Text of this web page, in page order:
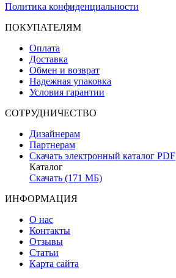
Политика конфиденциальности
ПОКУПАТЕЛЯМ
Оплата
Доставка
Обмен и возврат
Надежная упаковка
Условия гарантии
СОТРУДНИЧЕСТВО
Дизайнерам
Партнерам
Скачать электронный каталог PDF
Каталог
Скачать (171 МБ)
ИНФОРМАЦИЯ
О нас
Контакты
Отзывы
Статьи
Карта сайта